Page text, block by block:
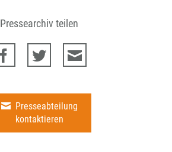
Pressearchiv teilen
Presseabteilung
kontaktieren